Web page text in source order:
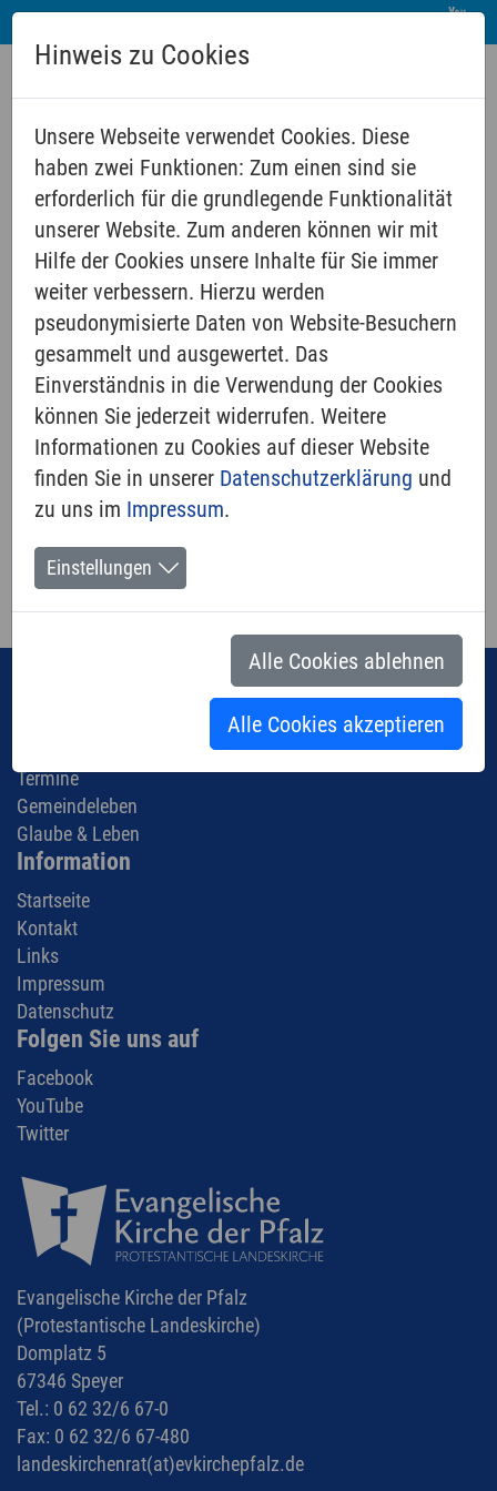
GLAUBE & LEBEN
Taufe
Konfirmation
Trauung
Bestattung
Termine
Gemeindeleben
Glaube & Leben
Information
Startseite
Kontakt
Links
Impressum
Datenschutz
Folgen Sie uns auf
Facebook
YouTube
Twitter
Evangelische Kirche der Pfalz
(Protestantische Landeskirche)
Domplatz 5
67346 Speyer
Tel.: 0 62 32/6 67-0
Fax: 0 62 32/6 67-480
landeskirchenrat(at)evkirchepfalz.de
Hinweis zu Cookies
Unsere Webseite verwendet Cookies. Diese
haben zwei Funktionen: Zum einen sind sie
erforderlich für die grundlegende Funktionalität
unserer Website. Zum anderen können wir mit
Hilfe der Cookies unsere Inhalte für Sie immer
weiter verbessern. Hierzu werden
pseudonymisierte Daten von Website-Besuchern
gesammelt und ausgewertet. Das
Einverständnis in die Verwendung der Cookies
können Sie jederzeit widerrufen. Weitere
Informationen zu Cookies auf dieser Website
finden Sie in unserer Datenschutzerklärung und
zu uns im Impressum.
Einstellungen
Alle Cookies ablehnen
Alle Cookies akzeptieren